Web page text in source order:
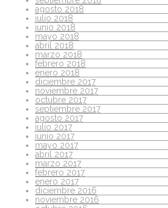
agosto 2018
julio 2018
junio 2018
mayo 2018
abril 2018
marzo 2018
febrero 2018
enero 2018
diciembre 2017
noviembre 2017
octubre 2017
septiembre 2017
agosto 2017
julio 2017
junio 2017
mayo 2017
abril 2017
marzo 2017
febrero 2017
enero 2017
diciembre 2016
noviembre 2016